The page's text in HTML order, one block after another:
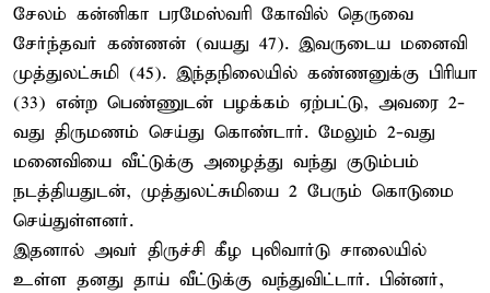
சேலம் கன்னிகா பரமேஸ்வரி கோவில் தெருவை
சேர்ந்தவர் கண்ணன் (வயது 47). இவருடைய மனைவி
முத்துலட்சுமி (45). இந்தநிலையில் கண்ணனுக்கு பிரியா
(33) என்ற பெண்ணுடன் பழக்கம் ஏற்பட்டு, அவரை 2-
வது திருமணம் செய்து கொண்டார். மேலும் 2-வது
மனைவியை வீட்டுக்கு அழைத்து வந்து குடும்பம்
நடத்தியதுடன், முத்துலட்சுமியை 2 பேரும் கொடுமை
செய்துள்ளனர்.
இதனால் அவர் திருச்சி கீழ புலிவார்டு சாலையில்
உள்ள தனது தாய் வீட்டுக்கு வந்துவிட்டார். பின்னர்,